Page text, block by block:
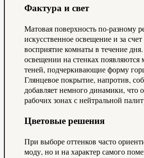
Фактура и свет
Матовая поверхность по-разному
искусственное освещение и за
восприятие комнаты в течение
освещении на стенках появляются
теней, подчеркивающие форму
Глянцевое покрытие, напротив,
добавляет немного динамики, что
рабочих зонах с нейтральной
Цветовые решения
При выборе оттенков часто
моду, но и на характер самого